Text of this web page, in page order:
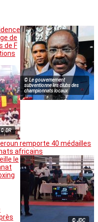
© Le gouvernement
subventionne les clubs des
championnats locaux
de
de F
© DR
remporte 40 médailles
africains
© JDC
le